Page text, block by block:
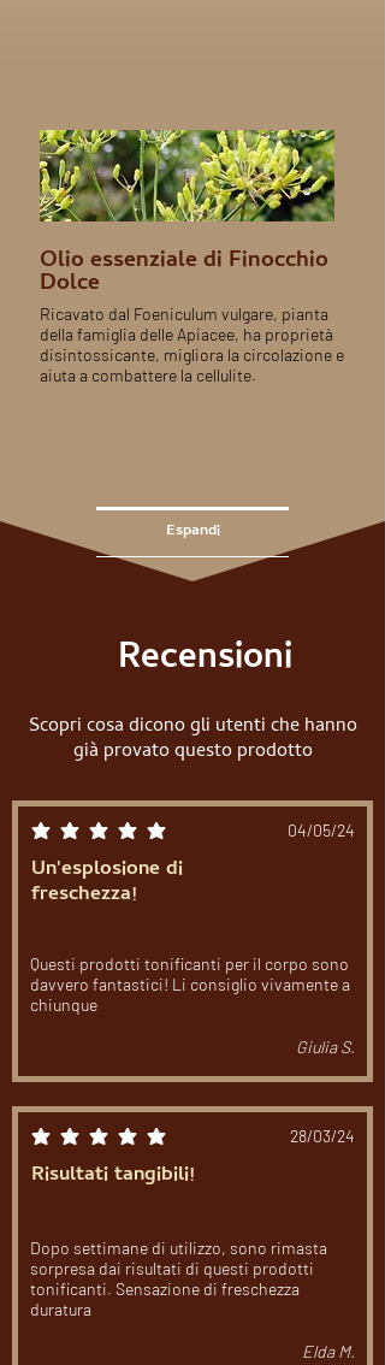
Olio essenziale di Finocchio
Dolce
Ricavato dal Foeniculum vulgare, pianta
della famiglia delle Apiacee, ha proprietà
disintossicante, migliora la circolazione e
aiuta a combattere la cellulite.
Espandi
Recensioni
Scopri cosa dicono gli utenti che hanno
già provato questo prodotto
la valutazione media è 5 su 5 04/05/24
Un'esplosione di
freschezza!
Questi prodotti tonificanti per il corpo sono
davvero fantastici! Li consiglio vivamente a
chiunque
Giulia S.
la valutazione media è 5 su 5 28/03/24
Risultati tangibili!
Dopo settimane di utilizzo, sono rimasta
sorpresa dai risultati di questi prodotti
tonificanti. Sensazione di freschezza
duratura
Elda M.